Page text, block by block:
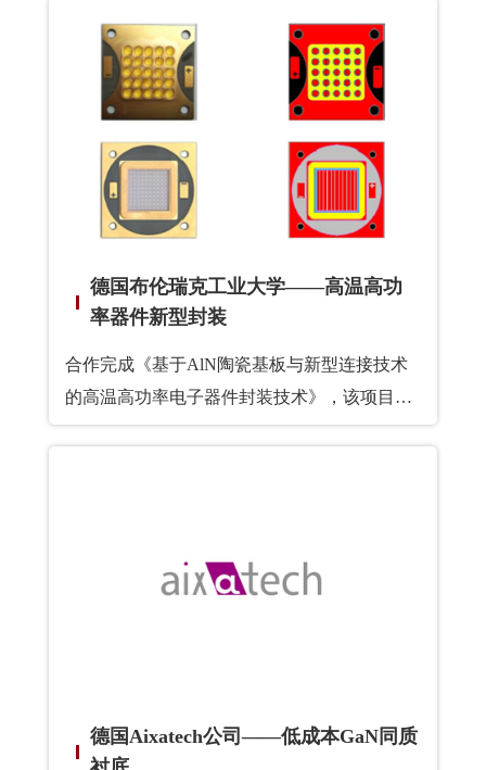
德国布伦瑞克工业大学——高温高功
率器件新型封装
合作完成《基于AlN陶瓷基板与新型连接技术
的高温高功率电子器件封装技术》，该项目在
高温高压连接技术及AlN封装材料两个方向上
德国Aixatech公司——低成本GaN同质